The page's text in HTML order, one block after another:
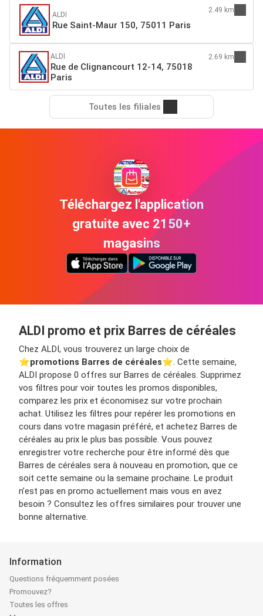
ALDI
Rue Saint-Maur 150, 75011 Paris
2.49 km
ALDI
Rue de Clignancourt 12-14, 75018
Paris
2.69 km
Toutes les filiales
Téléchargez l'application
gratuite avec 2150+
magasins
ALDI promo et prix Barres de céréales
Chez ALDI, vous trouverez un large choix de
⭐️promotions Barres de céréales⭐️. Cette semaine,
ALDI propose 0 offres sur Barres de céréales. Supprimez
vos filtres pour voir toutes les promos disponibles,
comparez les prix et économisez sur votre prochain
achat. Utilisez les filtres pour repérer les promotions en
cours dans votre magasin préféré, et achetez Barres de
céréales au prix le plus bas possible. Vous pouvez
enregistrer votre recherche pour être informé dès que
Barres de céréales sera à nouveau en promotion, que ce
soit cette semaine ou la semaine prochaine. Le produit
n’est pas en promo actuellement mais vous en avez
besoin ? Consultez les offres similaires pour trouver une
bonne alternative.
Information
Questions fréquemment posées
Promouvez?
Toutes les offres